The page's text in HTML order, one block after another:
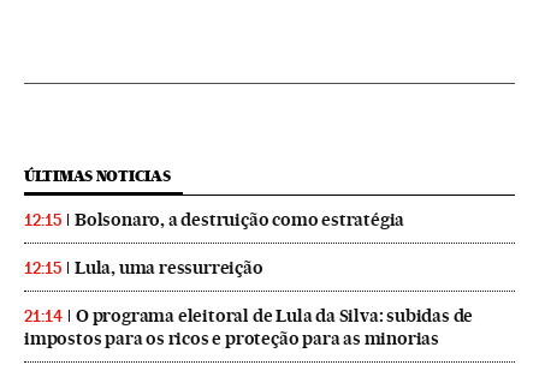
ÚLTIMAS NOTICIAS
12:15 Bolsonaro, a destruição como estratégia
12:15 Lula, uma ressurreição
21:14
O programa eleitoral de Lula da Silva: subidas de
impostos para os ricos e proteção para as minorias